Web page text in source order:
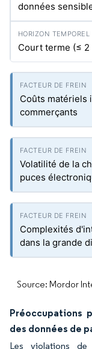
données
Court terme (≤ 2
Coûts matériels
commerçants
Volatilité de la
puces
Complexités
dans la grande
Source: Mordor
Préoccupations
des données de
Les violations de